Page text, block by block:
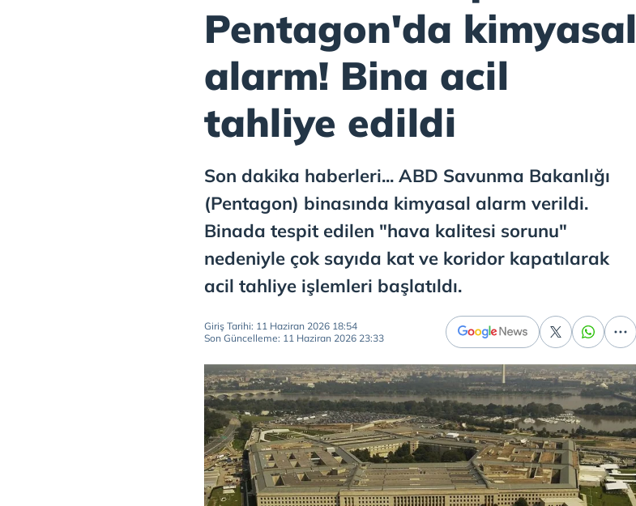
Pentagon'da kimyasal
alarm! Bina acil
tahliye edildi
Son dakika haberleri... ABD Savunma Bakanlığı
(Pentagon) binasında kimyasal alarm verildi.
Binada tespit edilen "hava kalitesi sorunu"
nedeniyle çok sayıda kat ve koridor kapatılarak
acil tahliye işlemleri başlatıldı.
Giriş Tarihi: 11 Haziran 2026 18:54
Son Güncelleme: 11 Haziran 2026 23:33